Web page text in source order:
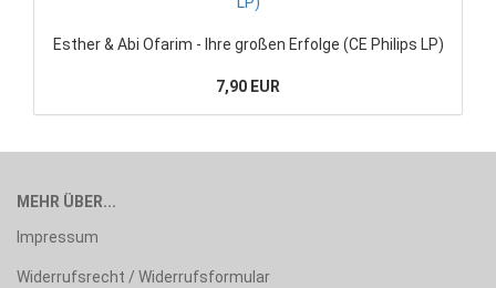
Esther & Abi Ofarim - Ihre großen Erfolge (CE Philips LP)
7,90 EUR
MEHR ÜBER...
Impressum
Widerrufsrecht / Widerrufsformular